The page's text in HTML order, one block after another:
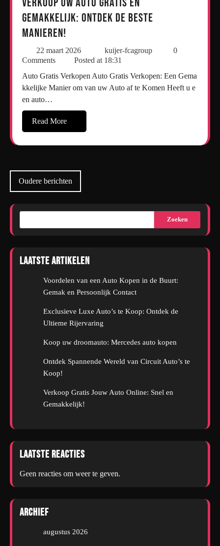
Gemakkelijk: Ontdek de Beste
Manieren!
22 maart 2026 kuijer-fcagroup
0
Comments
Posted at 18:31
Auto Gratis Verkopen Auto Gratis Verkopen: Een Gema
kkelijke Manier om van uw Auto af te Komen Heeft u e
en auto…
Read More
Berichtennavigatie
Oudere berichten
Zoeken
Laatste artikelen
Voordelen van een Auto Kopen in de Buurt:
Gemak en Persoonlijk Contact
Exclusieve Luxe Auto’s te Koop: Ontdek de
Ultieme Rijervaring
Koop uw droomauto: Mercedes auto kopen
Ontdek Spannende Wereld van Circuit Auto’s te
Koop!
Verkoop Gratis Jouw Auto Online: Snel en
Gemakkelijk!
Laatste reacties
Geen reacties om weer te geven.
Archief
augustus 2026